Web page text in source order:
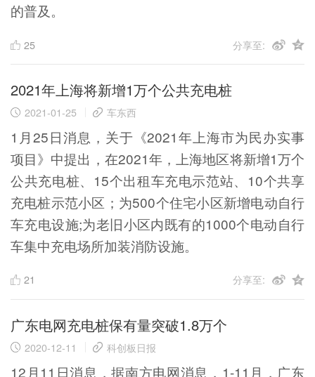
的普及。
25 分享至:
2021年上海将新增1万个公共充电桩
2021-01-25 车东西
1月25日消息，关于《2021年上海市为民办实事
项目》中提出，在2021年，上海地区将新增1万个
公共充电桩、15个出租车充电示范站、10个共享
充电桩示范小区；为500个住宅小区新增电动自行
车充电设施;为老旧小区内既有的1000个电动自行
车集中充电场所加装消防设施。
21 分享至:
广东电网充电桩保有量突破1.8万个
2020-12-11 科创板日报
12月11日消息，据南方电网消息，1-11月，广东